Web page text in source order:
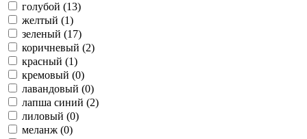
голубой (13)
желтый (1)
зеленый (17)
коричневый (2)
красный (1)
кремовый (0)
лавандовый (0)
лапша синий (2)
лиловый (0)
меланж (0)